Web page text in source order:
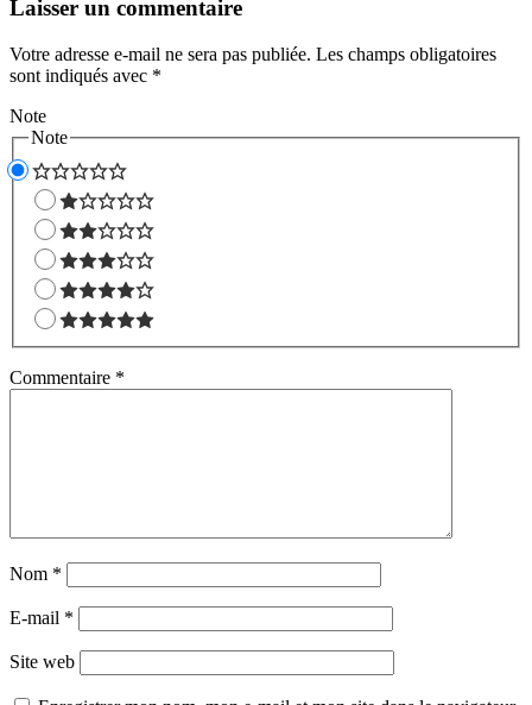
Laisser un commentaire
Votre adresse e-mail ne sera pas publiée. Les champs obligatoires
sont indiqués avec *
Note
Note
Commentaire *
Nom *
E-mail *
Site web